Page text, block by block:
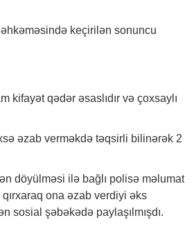
keçirilən sonuncu
qədər əsaslıdır və çoxsaylı
əzab verməkdə təqsirli bilinərək 2
döyülməsi ilə bağlı polisə məlumat
ona əzab verdiyi əks
sosial şəbəkədə paylaşılmışdı.